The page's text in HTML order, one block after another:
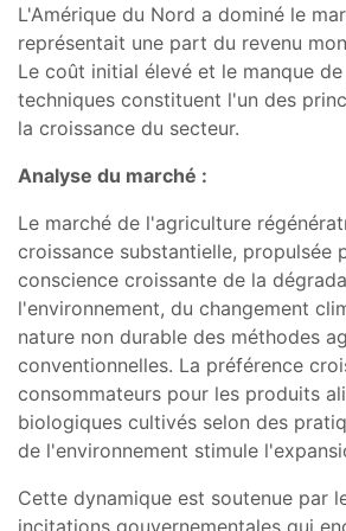
L'Amérique du Nord a dominé le
représentait une part du revenu
Le coût initial élevé et le manque
techniques constituent l'un des
la croissance du secteur.
Analyse du marché :
Le marché de l'agriculture
croissance substantielle, propulsée
conscience croissante de la
l'environnement, du changement
nature non durable des méthodes
conventionnelles. La préférence
consommateurs pour les produits
biologiques cultivés selon des
de l'environnement stimule
Cette dynamique est soutenue par
incitations gouvernementales qui